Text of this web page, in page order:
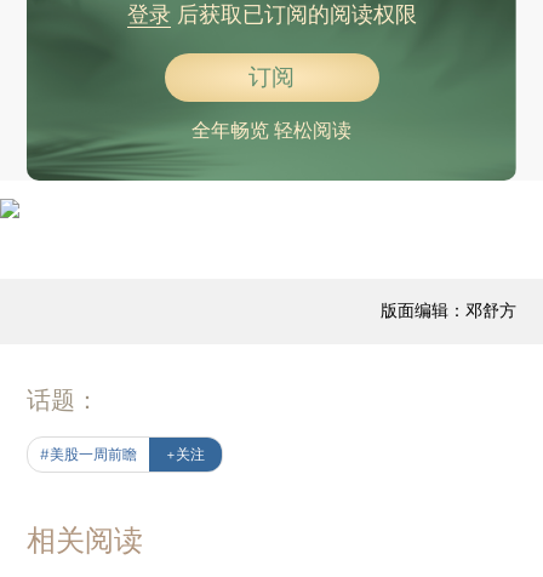
登录后获取已订阅的阅读权限
订阅
全年畅览 轻松阅读
版面编辑：邓舒方
话题：
#美股一周前瞻 +关注
相关阅读